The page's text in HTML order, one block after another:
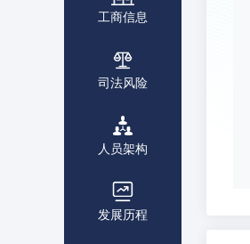
工商信息
司法风险
人员架构
发展历程